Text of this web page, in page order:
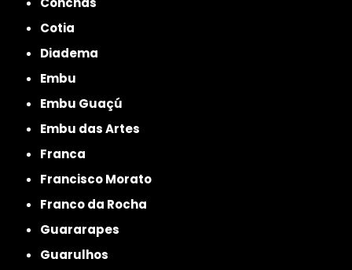
Cotia
Diadema
Embu
Embu Guaçú
Embu das Artes
Franca
Francisco Morato
Franco da Rocha
Guararapes
Guarulhos